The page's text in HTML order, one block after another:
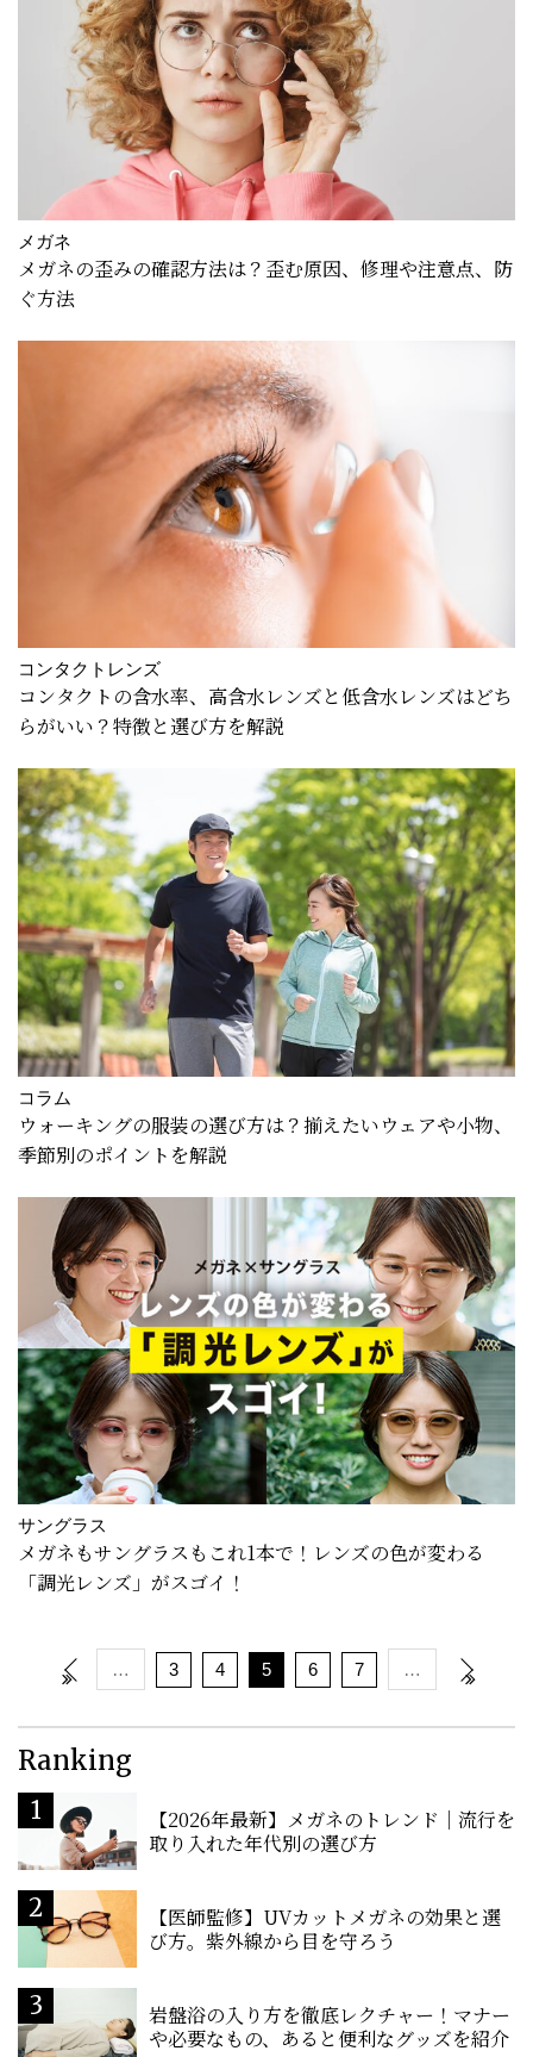
メガネ
メガネの歪みの確認方法は？歪む原因、修理や注意点、防
ぐ方法
コンタクトレンズ
コンタクトの含水率、高含水レンズと低含水レンズはどち
らがいい？特徴と選び方を解説
コラム
ウォーキングの服装の選び方は？揃えたいウェアや小物、
季節別のポイントを解説
サングラス
メガネもサングラスもこれ1本で！レンズの色が変わる
「調光レンズ」がスゴイ！
… 3 4 5 6 7 …
Ranking
【2026年最新】メガネのトレンド｜流行を
取り入れた年代別の選び方
【医師監修】UVカットメガネの効果と選
び方。紫外線から目を守ろう
岩盤浴の入り方を徹底レクチャー！マナー
や必要なもの、あると便利なグッズを紹介